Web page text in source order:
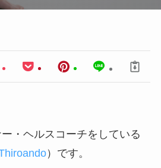
・ヘルスコーチをしている
）です。